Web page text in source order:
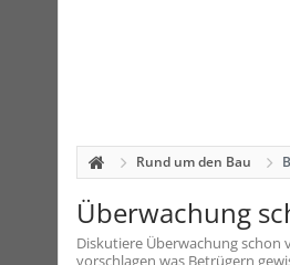
Rund um den Bau
Überwachung
Diskutiere Überwachung schon
vorschlagen was Betrügern